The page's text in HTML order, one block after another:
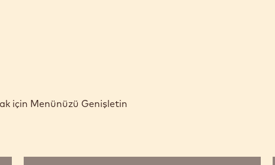
için Menünüzü Genişletin